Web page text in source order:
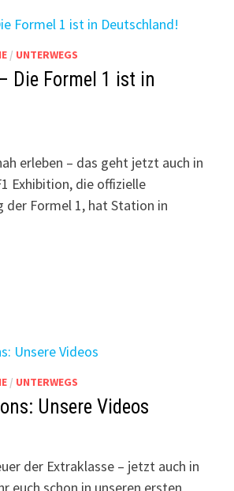
/ UNTERWEGS
Die Formel 1 ist in
erleben – das geht jetzt auch in
Exhibition, die offizielle
der Formel 1, hat Station in
/ UNTERWEGS
Unsere Videos
der Extraklasse – jetzt auch in